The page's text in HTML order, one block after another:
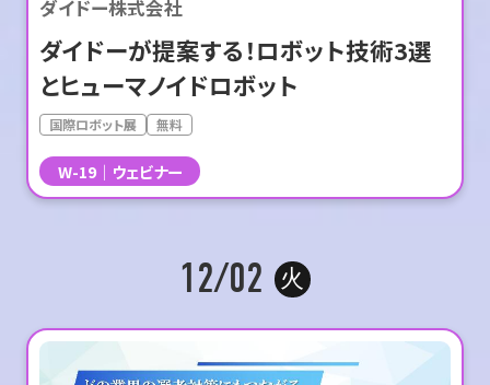
W-19 ウェビナー
ダイドー株式会社
ダイドーが提案する！ロボット技術3選
とヒューマノイドロボット
国際ロボット展 無料
12/02 火